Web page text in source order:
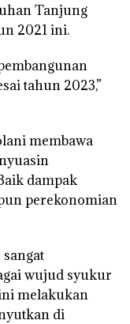
Tanjung
2021 ini.
tahun 2023,”
membawa
dampak
perekonomian
wujud syukur
melakukan
di